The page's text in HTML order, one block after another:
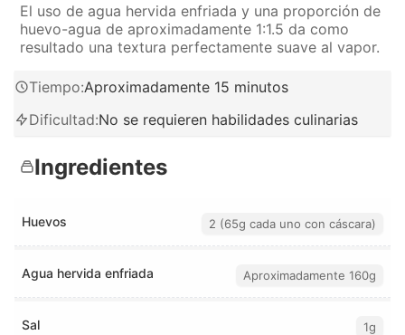
El uso de agua hervida enfriada y una proporción de
huevo-agua de aproximadamente 1:1.5 da como
resultado una textura perfectamente suave al vapor.
Tiempo:Aproximadamente 15 minutos
Dificultad:No se requieren habilidades culinarias
Ingredientes
Huevos 2 (65g cada uno con cáscara)
Agua hervida enfriada Aproximadamente 160g
Sal 1g